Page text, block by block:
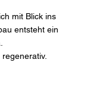
mit Blick ins
entsteht ein